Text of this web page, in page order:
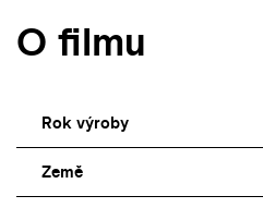
O filmu
Rok výroby
Země